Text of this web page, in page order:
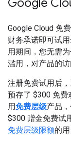
Google
Google Cloud 免
财务承诺即可试
用期间，您无需
滥用，对产品的访
注册免费试用后
预存了 $300 免费
用免费层级产品
$300 赠金免费试
免费层级限额的用